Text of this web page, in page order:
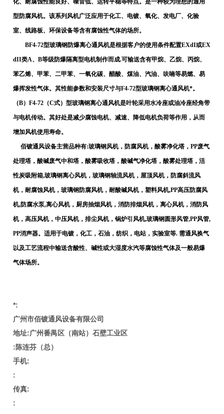
化、耐腐蚀性能良好、噪音低、运转平稳等特点。是一种较为理想的通用
型防腐风机。该系列风机广泛应用于化工、电镀、氧化、发电厂、化验
室、线路板、环保设备等含有腐蚀性气体的场所。
BF4-72型玻璃钢防爆离心通风机是根据客户的使用条件配置EXdI或EX
dII类A、B等级防爆隔离型电机制作而成.可输送含有甲烷、乙烷、丙烷、
苯乙烯、甲苯、二甲苯、一氧化碳、醋酸、煤油、汽油、呋喃等易燃、易
爆挥发性气体。其性能参数和安装尺寸与F4-72型玻璃钢离心通风机*。
（B）F4-72（C式）型玻璃钢离心通风机是叶轮采用水冷座或油冷座经角带
与电机传动。其好处是减少腐蚀电机、减速、降低电机负荷等作用，从而
增加风机使用寿命。
佰镀通风设备主营品种有:玻璃钢风机，防腐风机，酸雾净化塔，PP废气
处理塔，酸碱废气中和塔，酸雾吸收塔，酸碱气净化塔，酸雾处理塔，活
性炭吸附箱,玻璃钢离心风机，玻璃钢轴流风机，屋顶风机，防腐斜流风
机，耐腐蚀风机，玻璃钢防腐风机，耐酸碱风机，塑料风机,PP高压防腐风
机,防腐水泵,离心风机，厨房抽烟风机，消防排烟风机，离心风机，消防风
机，高压风机，中压风机，排尘风机，锅炉引风机,玻璃钢圆形风管,PP风管,
PP消声器。适用于电镀，化工，石油，纺织，电站，实验室等. 需通风换气
以及工艺流程中输送含酸性、碱性或大湿度水汽等腐蚀性气体及一般易爆
气体场所。
*:
广州市佰镀通风设备有限公司
地址:广州番禺区（南站）石壁工业区
:陈连芬（总）
手机:
:
传真:
: